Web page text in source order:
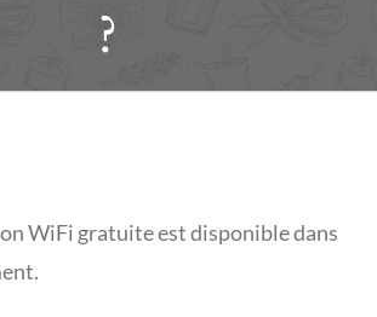
du Rouveroy
?
WiFi gratuite est disponible dans